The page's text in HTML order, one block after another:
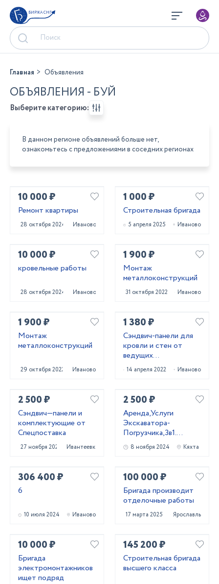
БИРЖА СНГ
Главная Объявления
ОБЪЯВЛЕНИЯ - БУЙ
Выберите категорию:
В данном регионе объявлений больше нет,
ознакомьтесь с предложениями в соседних регионах
10 000 ₽
Ремонт квартиры
28 октября 2024 Иваново
1 000 ₽
Строительная бригада
5 апреля 2025 Иваново
10 000 ₽
кровельные работы
28 октября 2024 Иваново
1 900 ₽
Монтаж
металлоконструкций
31 октября 2022 Иваново
1 900 ₽
Монтаж
металлоконструкций
29 октября 2022 Иваново
1 380 ₽
Сэндвич-панели для
кровли и стен от
ведущих
производителей
России
14 апреля 2022 Иваново
2 500 ₽
Сэндвич—панели и
комплектующие от
Спецпоставка
27 ноября 2021 Ивантеевка
2 500 ₽
Аренда,Услуги
Экскаватора-
Погрузчика,3в1.
Трактора.
8 ноября 2024 Кяхта
306 400 ₽
6
10 июля 2024 Иваново
100 000 ₽
Бригада производит
отделочные работы
17 марта 2025 Ярославль
10 000 ₽
Бригада
электромонтажников
ищет подряд
145 200 ₽
Строительная бригада
высшего класса